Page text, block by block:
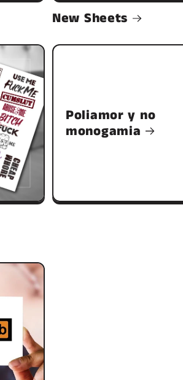
New Sheets
Poliamor y no
monogamia